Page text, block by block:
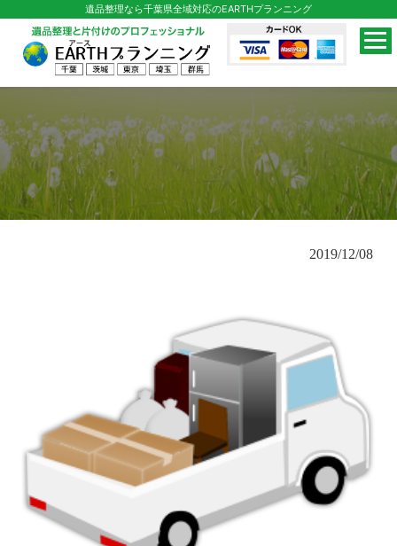
遺品整理なら千葉県全域対応のEARTHプランニング
2019/12/08